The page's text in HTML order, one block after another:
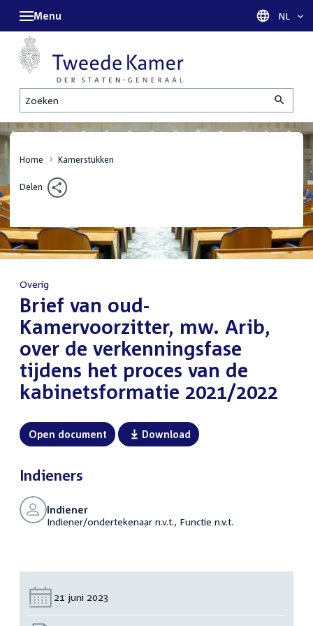
Zoeken
Menu Taal
NL
Home Kamerstukken
Delen
Overig
:Brief van oud-
Kamervoorzitter, mw. Arib,
over de verkenningsfase
tijdens het proces van de
kabinetsformatie 2021/2022
Open document Download
Indieners
Indiener
Indiener/ondertekenaar n.v.t., Functie n.v.t.
Datum:
21 juni 2023